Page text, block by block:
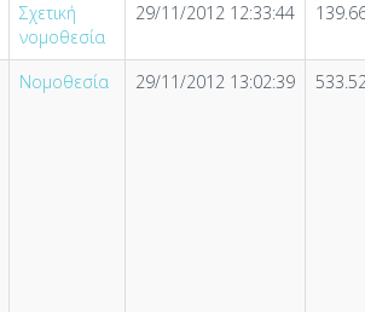
Σχετική
νομοθεσία
29/11/2012 12:33:44
Νομοθεσία 29/11/2012 13:02:39